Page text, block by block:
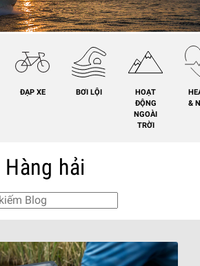
ĐẠP XE BƠI LỘI
HOẠT
ĐỘNG
NGOÀI
TRỜI
&
Hàng hải